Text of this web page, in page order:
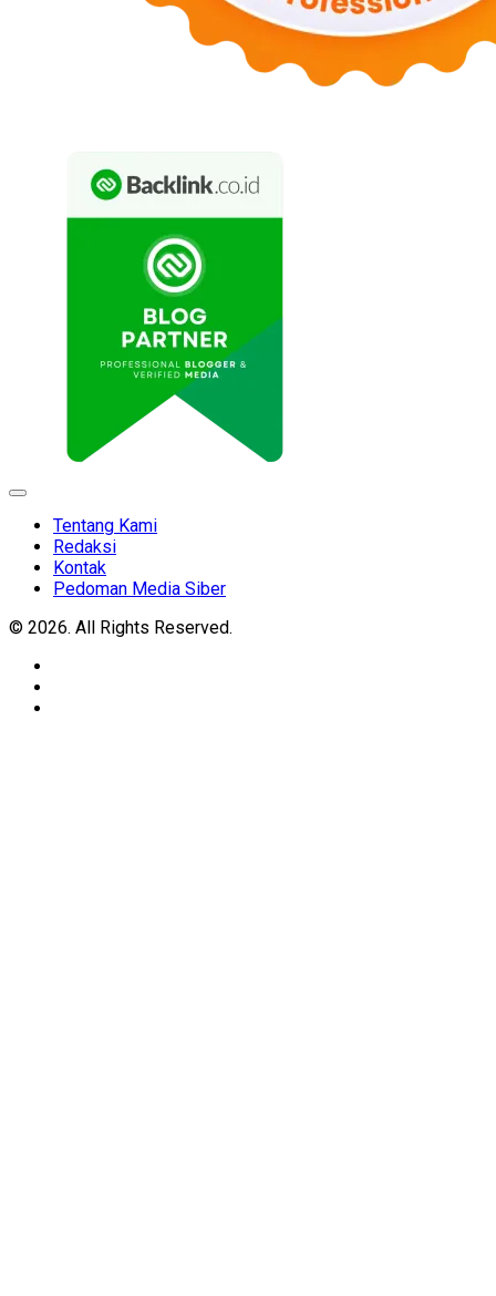
Expand
Tentang Kami
Redaksi
Kontak
Pedoman Media Siber
© 2026. All Rights Reserved.